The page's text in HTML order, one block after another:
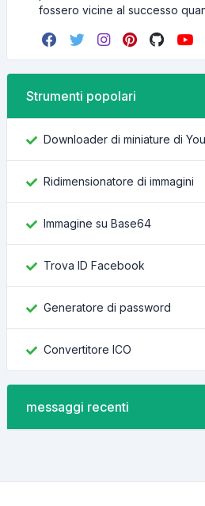
fossero vicine al successo
Strumenti popolari
Downloader di miniature di
Ridimensionatore di immagini
Immagine su Base64
Trova ID Facebook
Generatore di password
Convertitore ICO
messaggi recenti